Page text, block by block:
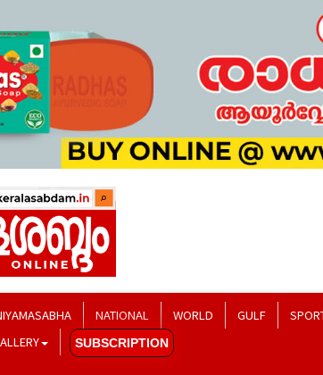
NATIONAL WORLD GULF
SUBSCRIPTION